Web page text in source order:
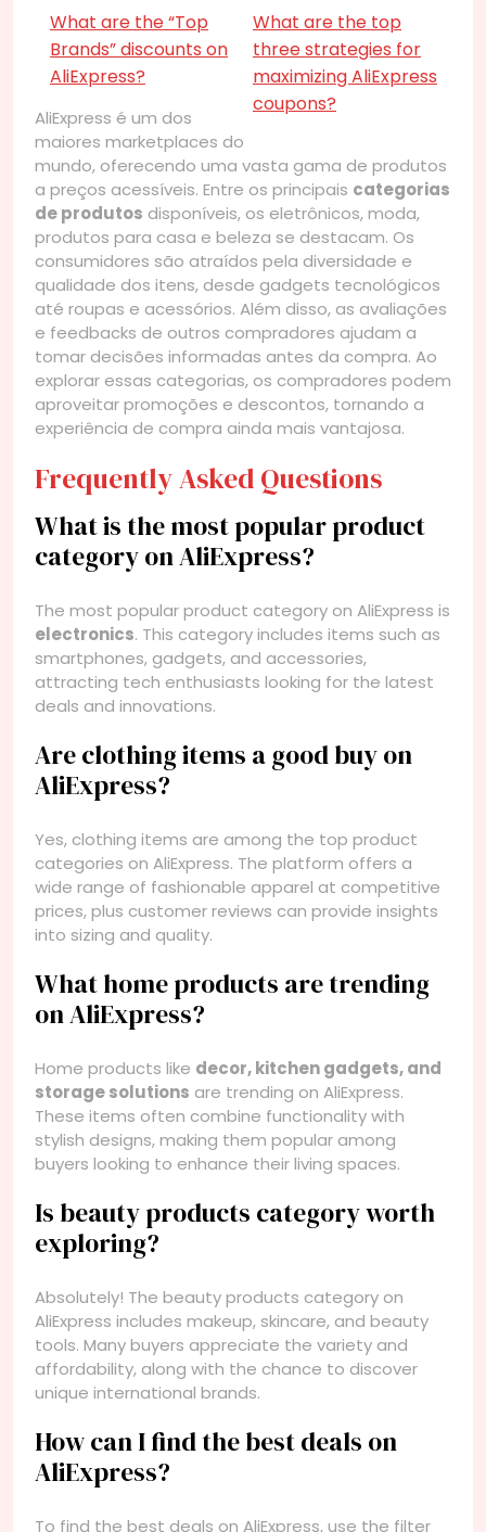
What are the “Top
Brands” discounts on
AliExpress?
What are the top
three strategies for
maximizing AliExpress
coupons?
AliExpress é um dos
maiores marketplaces do
mundo, oferecendo uma vasta gama de produtos
a preços acessíveis. Entre os principais categorias
de produtos disponíveis, os eletrônicos, moda,
produtos para casa e beleza se destacam. Os
consumidores são atraídos pela diversidade e
qualidade dos itens, desde gadgets tecnológicos
até roupas e acessórios. Além disso, as avaliações
e feedbacks de outros compradores ajudam a
tomar decisões informadas antes da compra. Ao
explorar essas categorias, os compradores podem
aproveitar promoções e descontos, tornando a
experiência de compra ainda mais vantajosa.
Frequently Asked Questions
What is the most popular product
category on AliExpress?
The most popular product category on AliExpress is
electronics. This category includes items such as
smartphones, gadgets, and accessories,
attracting tech enthusiasts looking for the latest
deals and innovations.
Are clothing items a good buy on
AliExpress?
Yes, clothing items are among the top product
categories on AliExpress. The platform offers a
wide range of fashionable apparel at competitive
prices, plus customer reviews can provide insights
into sizing and quality.
What home products are trending
on AliExpress?
Home products like decor, kitchen gadgets, and
storage solutions are trending on AliExpress.
These items often combine functionality with
stylish designs, making them popular among
buyers looking to enhance their living spaces.
Is beauty products category worth
exploring?
Absolutely! The beauty products category on
AliExpress includes makeup, skincare, and beauty
tools. Many buyers appreciate the variety and
affordability, along with the chance to discover
unique international brands.
How can I find the best deals on
AliExpress?
To find the best deals on AliExpress, use the filter